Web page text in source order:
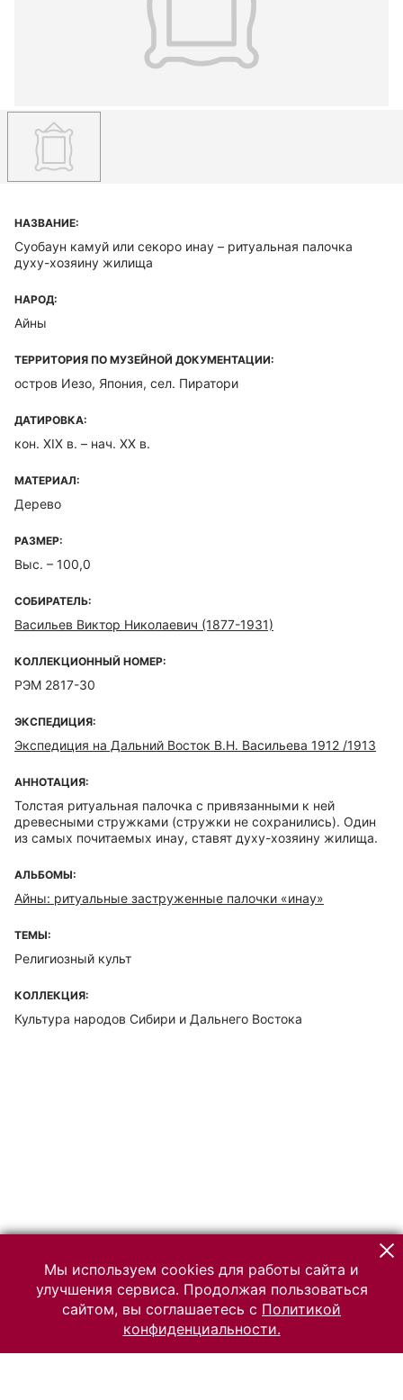
НАЗВАНИЕ:
Суобаун камуй или секоро инау – ритуальная палочка
духу-хозяину жилища
НАРОД:
Айны
ТЕРРИТОРИЯ ПО МУЗЕЙНОЙ ДОКУМЕНТАЦИИ:
остров Иезо, Япония, сел. Пиратори
ДАТИРОВКА:
кон. XIX в. – нач. XX в.
МАТЕРИАЛ:
Дерево
РАЗМЕР:
Выс. – 100,0
СОБИРАТЕЛЬ:
Васильев Виктор Николаевич (1877-1931)
КОЛЛЕКЦИОННЫЙ НОМЕР:
РЭМ 2817-30
ЭКСПЕДИЦИЯ:
Экспедиция на Дальний Восток В.Н. Васильева 1912 /1913
АННОТАЦИЯ:
Толстая ритуальная палочка с привязанными к ней
древесными стружками (стружки не сохранились). Один
из самых почитаемых инау, ставят духу-хозяину жилища.
АЛЬБОМЫ:
Айны: ритуальные заструженные палочки «инау»
ТЕМЫ:
Религиозный культ
КОЛЛЕКЦИЯ:
Культура народов Сибири и Дальнего Востока
Мы используем cookies для работы сайта и
улучшения сервиса. Продолжая пользоваться
сайтом, вы соглашаетесь с Политикой
конфиденциальности.